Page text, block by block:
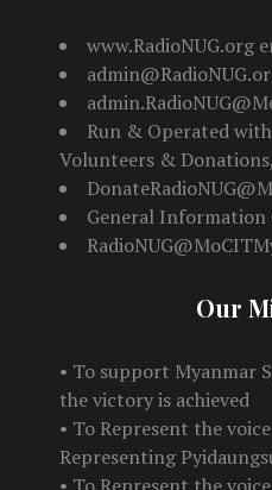
www.RadioNUG.org
Run & Operated
Volunteers &
General Information
Our
• To support Myanmar
the victory is achieved
• To Represent the
Representing